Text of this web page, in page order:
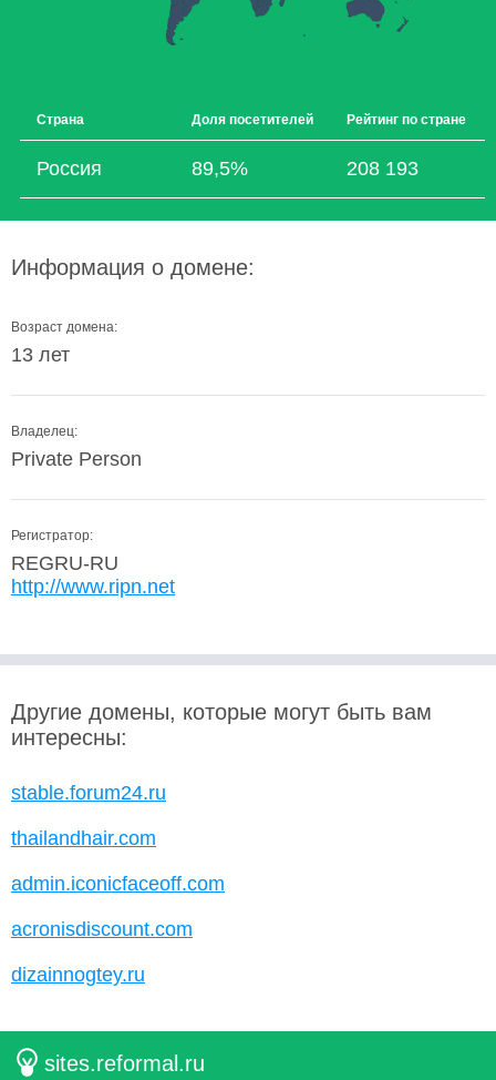
Страна Доля посетителей Рейтинг по стране
Россия 89,5% 208 193
Информация о домене:
Возраст домена:
13 лет
Владелец:
Private Person
Регистратор:
REGRU-RU
http://www.ripn.net
Другие домены, которые могут быть вам
интересны:
stable.forum24.ru
thailandhair.com
admin.iconicfaceoff.com
acronisdiscount.com
dizainnogtey.ru
sites.reformal.ru